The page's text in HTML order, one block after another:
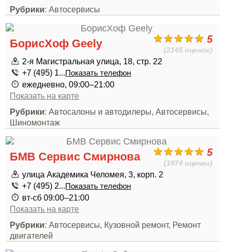
Рубрики: Автосервисы
5
(2145 оценок)
БорисХоф Geely
2-я Магистральная улица, 18, стр. 22
+7 (495) 1...Показать телефон
ежедневно, 09:00–21:00
Показать на карте
Рубрики: Автосалоны и автодилеры, Автосервисы,
Шиномонтаж
5
(1974 оценки)
БМВ Сервис Смирнова
улица Академика Челомея, 3, корп. 2
+7 (495) 2...Показать телефон
вт-сб 09:00–21:00
Показать на карте
Рубрики: Автосервисы, Кузовной ремонт, Ремонт
двигателей